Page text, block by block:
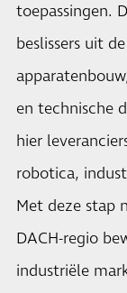
toepassingen.
beslissers uit
en technische
hier
robotica,
Met deze stap
DACH-regio
industriële